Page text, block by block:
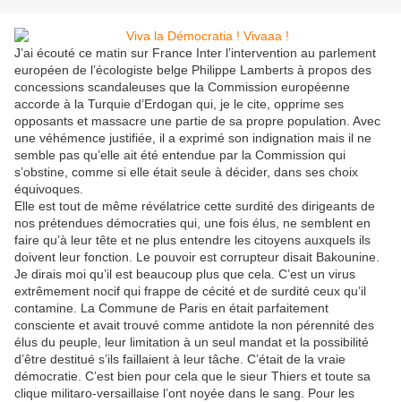
J’ai écouté ce matin sur France Inter l’intervention au parlement
européen de l’écologiste belge Philippe Lamberts à propos des
concessions scandaleuses que la Commission européenne
accorde à la Turquie d’Erdogan qui, je le cite, opprime ses
opposants et massacre une partie de sa propre population. Avec
une véhémence justifiée, il a exprimé son indignation mais il ne
semble pas qu’elle ait été entendue par la Commission qui
s’obstine, comme si elle était seule à décider, dans ses choix
équivoques.
Elle est tout de même révélatrice cette surdité des dirigeants de
nos prétendues démocraties qui, une fois élus, ne semblent en
faire qu’à leur tête et ne plus entendre les citoyens auxquels ils
doivent leur fonction. Le pouvoir est corrupteur disait Bakounine.
Je dirais moi qu’il est beaucoup plus que cela. C’est un virus
extrêmement nocif qui frappe de cécité et de surdité ceux qu’il
contamine. La Commune de Paris en était parfaitement
consciente et avait trouvé comme antidote la non pérennité des
élus du peuple, leur limitation à un seul mandat et la possibilité
d’être destitué s’ils faillaient à leur tâche. C’était de la vraie
démocratie. C’est bien pour cela que le sieur Thiers et toute sa
clique militaro-versaillaise l’ont noyée dans le sang. Pour les